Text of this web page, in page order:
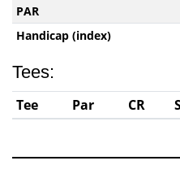
PAR
Handicap (index)
Tees:
Tee Par CR